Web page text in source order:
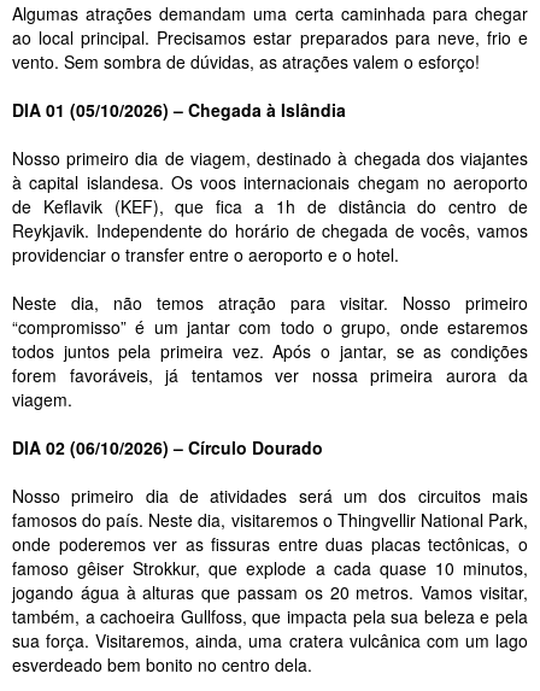
Algumas atrações demandam uma certa caminhada para chegar
ao local principal. Precisamos estar preparados para neve, frio e
vento. Sem sombra de dúvidas, as atrações valem o esforço!
DIA 01 (05/10/2026) – Chegada à Islândia
Nosso primeiro dia de viagem, destinado à chegada dos viajantes
à capital islandesa. Os voos internacionais chegam no aeroporto
de Keflavik (KEF), que fica a 1h de distância do centro de
Reykjavik. Independente do horário de chegada de vocês, vamos
providenciar o transfer entre o aeroporto e o hotel.
Neste dia, não temos atração para visitar. Nosso primeiro
“compromisso” é um jantar com todo o grupo, onde estaremos
todos juntos pela primeira vez. Após o jantar, se as condições
forem favoráveis, já tentamos ver nossa primeira aurora da
viagem.
DIA 02 (06/10/2026) – Círculo Dourado
Nosso primeiro dia de atividades será um dos circuitos mais
famosos do país. Neste dia, visitaremos o Thingvellir National Park,
onde poderemos ver as fissuras entre duas placas tectônicas, o
famoso gêiser Strokkur, que explode a cada quase 10 minutos,
jogando água à alturas que passam os 20 metros. Vamos visitar,
também, a cachoeira Gullfoss, que impacta pela sua beleza e pela
sua força. Visitaremos, ainda, uma cratera vulcânica com um lago
esverdeado bem bonito no centro dela.